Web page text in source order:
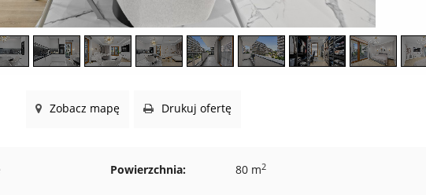
Zobacz mapę Drukuj ofertę
Powierzchnia: 80 m2